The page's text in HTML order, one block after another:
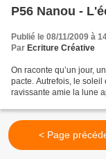
P56 Nanou -
Publié le 08/11/2009 à
Par Ecriture Créative
On raconte qu’un jour,
pacte. Autrefois, le soleil
ravissante amie la lune
< Page